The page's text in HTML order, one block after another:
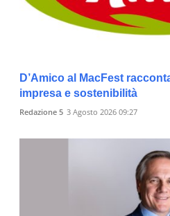
D’Amico al MacFest
impresa e sostenibilità
Redazione 5 3 Agosto 2026 09:27